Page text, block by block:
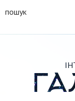
пошук